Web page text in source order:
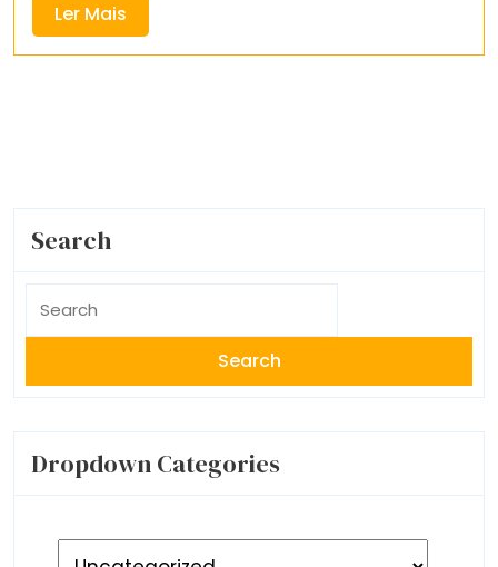
Ler Mais
Mais
Search
for:
Dropdown Categories